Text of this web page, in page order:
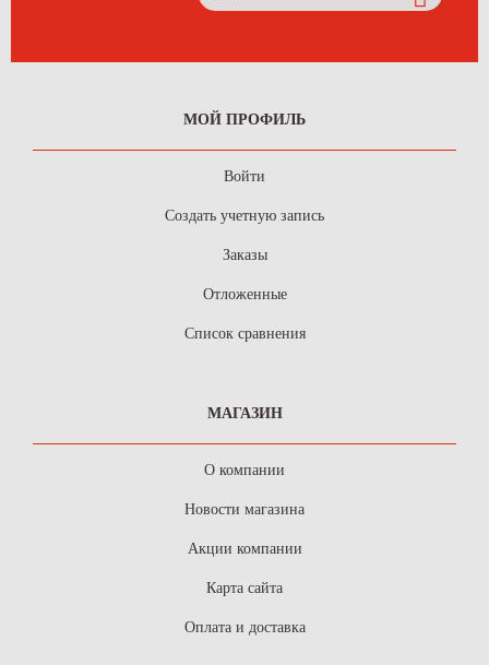
МОЙ ПРОФИЛЬ
Войти
Создать учетную запись
Заказы
Отложенные
Список сравнения
МАГАЗИН
О компании
Новости магазина
Акции компании
Карта сайта
Оплата и доставка